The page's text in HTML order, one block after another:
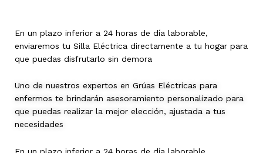
En un plazo inferior a 24 horas de día laborable,
enviaremos tu Silla Eléctrica directamente a tu hogar para
que puedas disfrutarlo sin demora
Uno de nuestros expertos en Grúas Eléctricas para
enfermos te brindarán asesoramiento personalizado para
que puedas realizar la mejor elección, ajustada a tus
necesidades